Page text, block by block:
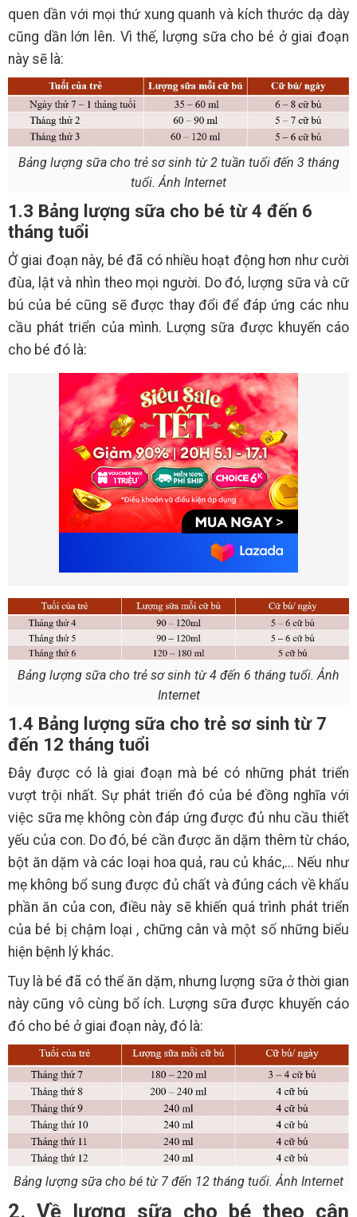
quen dần với mọi thứ xung quanh và kích thước dạ dày
cũng dần lớn lên. Vì thế, lượng sữa cho bé ở giai đoạn
này sẽ là:
Bảng lượng sữa cho trẻ sơ sinh từ 2 tuần tuổi đến 3 tháng
tuổi. Ảnh Internet
1.3 Bảng lượng sữa cho bé từ 4 đến 6
tháng tuổi
Ở giai đoạn này, bé đã có nhiều hoạt động hơn như cười
đùa, lật và nhìn theo mọi người. Do đó, lượng sữa và cữ
bú của bé cũng sẽ được thay đổi để đáp ứng các nhu
cầu phát triển của mình. Lượng sữa được khuyến cáo
cho bé đó là:
Bảng lượng sữa cho trẻ sơ sinh từ 4 đến 6 tháng tuổi. Ảnh
Internet
1.4 Bảng lượng sữa cho trẻ sơ sinh từ 7
đến 12 tháng tuổi
Đây được có là giai đoạn mà bé có những phát triển
vượt trội nhất. Sự phát triển đó của bé đồng nghĩa với
việc sữa mẹ không còn đáp ứng được đủ nhu cầu thiết
yếu của con. Do đó, bé cần được ăn dặm thêm từ cháo,
bột ăn dặm và các loại hoa quả, rau củ khác,... Nếu như
mẹ không bổ sung được đủ chất và đúng cách về khẩu
phần ăn của con, điều này sẽ khiến quá trình phát triển
của bé bị chậm loại , chững cân và một số những biểu
hiện bệnh lý khác.
Tuy là bé đã có thể ăn dặm, nhưng lượng sữa ở thời gian
này cũng vô cùng bổ ích. Lượng sữa được khuyến cáo
đó cho bé ở giai đoạn này, đó là:
Bảng lượng sữa cho bé từ 7 đến 12 tháng tuổi. Ảnh Internet
2. Về lượng sữa cho bé theo cân